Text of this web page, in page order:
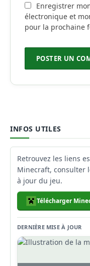
Enregistrer
électronique et
pour la prochaine
INFOS UTILES
Retrouvez les liens
Minecraft, consulter
à jour du jeu.
Télécharger
DERNIÈRE MISE À JOUR